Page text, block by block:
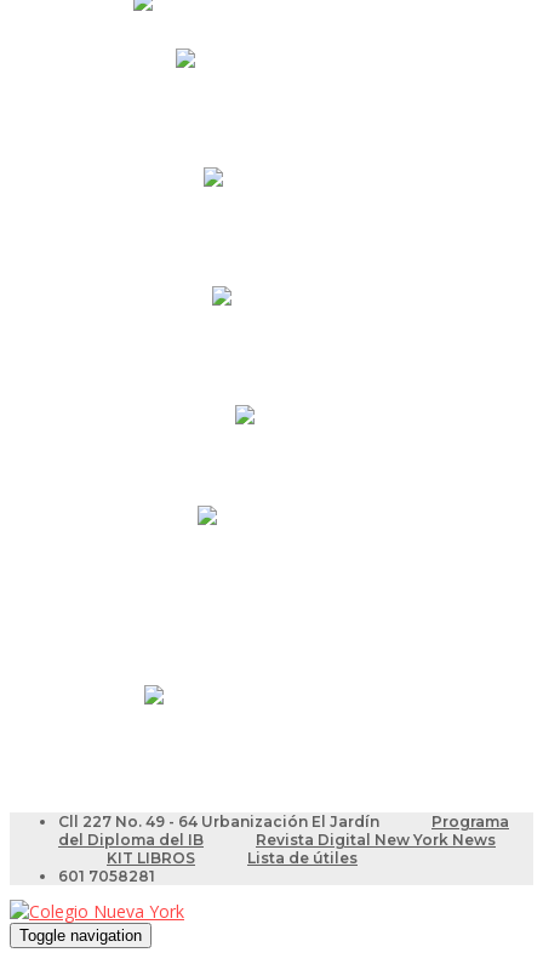
Cll 227 No. 49 - 64 Urbanización El Jardín
Programa
del Diploma del IB
Revista Digital New York News
KIT LIBROS
Lista de útiles
601 7058281
Toggle navigation